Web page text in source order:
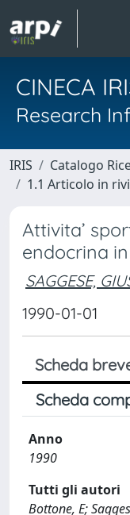
CINECA
Research
IRIS Catalogo
1.1 Articolo in
Attivita’
endocrina
SAGGESE,
1990-01-01
Scheda
Scheda
Anno
1990
Tutti gli autori
Bottone, E;